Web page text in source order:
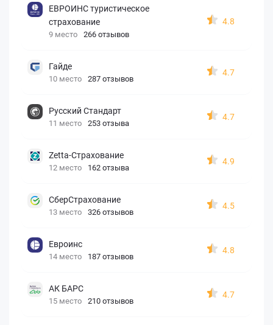
ЕВРОИНС туристическое
страхование
9 место 266 отзывов
4.8
Гайде
10 место 287 отзывов
4.7
Русский Стандарт
11 место 253 отзыва
4.7
Zetta-Страхование
12 место 162 отзыва
4.9
СберСтрахование
13 место 326 отзывов
4.5
Евроинс
14 место 187 отзывов
4.8
АК БАРС
15 место 210 отзывов
4.7